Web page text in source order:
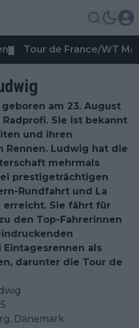
Tour de France/WT
am 23. August
Sie ist bekannt
und ihren
Rennen. Ludwig hat die
mehrmals
prestigeträchtigen
Rundfahrt und La
erreicht. Sie fährt für
den Top-Fahrerinnen
als
darunter die Tour de
Dänemark